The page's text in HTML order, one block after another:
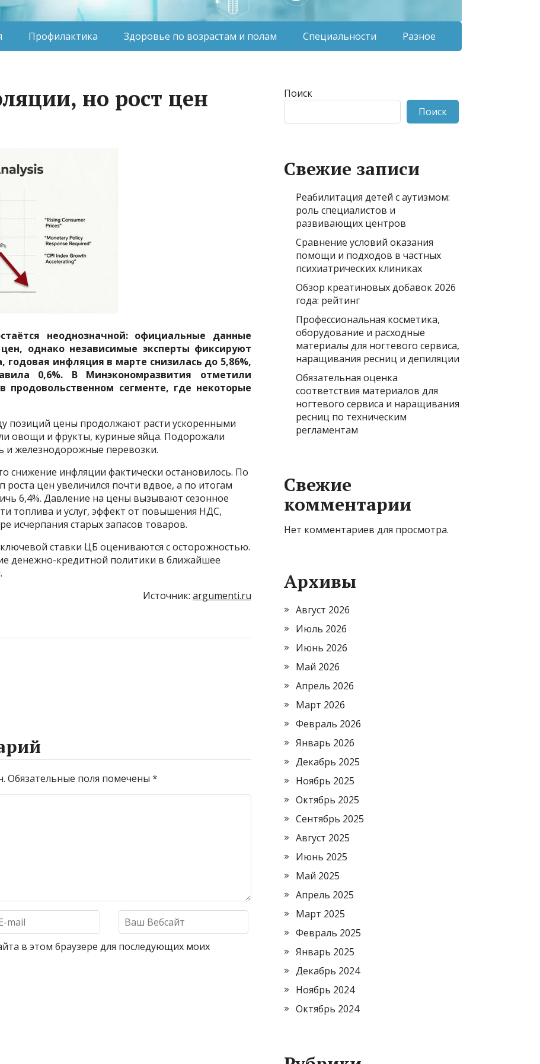
Профилактика Здоровье по возрастам и полам Специальности Разное
но рост цен
неоднозначной: официальные данные
однако независимые эксперты фиксируют
годовая инфляция в марте снизилась до 5,86%,
0,6%. В Минэкономразвития отметили
продовольственном сегменте, где некоторые
позиций цены продолжают расти ускоренными
овощи и фрукты, куриные яйца. Подорожали
и железнодорожные перевозки.
снижение инфляции фактически остановилось. По
цен увеличился почти вдвое, а по итогам
6,4%. Давление на цены вызывают сезонное
топлива и услуг, эффект от повышения НДС,
исчерпания старых запасов товаров.
ставки ЦБ оцениваются с осторожностью.
денежно-кредитной политики в ближайшее
Источник: argumenti.ru
Обязательные поля помечены *
в этом браузере для последующих моих
Поиск
Поиск
Свежие записи
Реабилитация детей с аутизмом:
роль специалистов и
развивающих центров
Сравнение условий оказания
помощи и подходов в частных
психиатрических клиниках
Обзор креатиновых добавок 2026
года: рейтинг
Профессиональная косметика,
оборудование и расходные
материалы для ногтевого сервиса,
наращивания ресниц и депиляции
Обязательная оценка
соответствия материалов для
ногтевого сервиса и наращивания
ресниц по техническим
регламентам
Свежие
комментарии
Нет комментариев для просмотра.
Архивы
Август 2026
Июль 2026
Июнь 2026
Май 2026
Апрель 2026
Март 2026
Февраль 2026
Январь 2026
Декабрь 2025
Ноябрь 2025
Октябрь 2025
Сентябрь 2025
Август 2025
Июнь 2025
Май 2025
Апрель 2025
Март 2025
Февраль 2025
Январь 2025
Декабрь 2024
Ноябрь 2024
Октябрь 2024